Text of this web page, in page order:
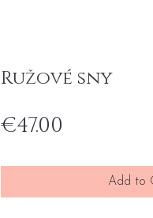
Ružové sny
€47.00
Add to